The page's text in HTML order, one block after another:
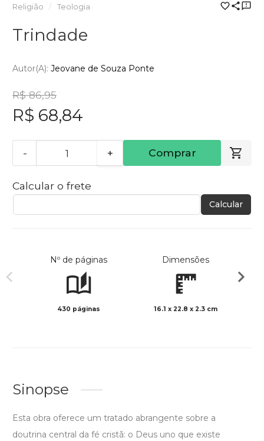
Religião Teologia
Trindade
Autor(a): Jeovane de Souza Ponte
R$ 86,95
R$ 68,84
- + Comprar
Calcular o frete
Calcular
Nº de páginas
430 páginas
Dimensões
16.1 x 22.8 x 2.3 cm
Sinopse
Esta obra oferece um tratado abrangente sobre a
doutrina central da fé cristã: o Deus uno que existe